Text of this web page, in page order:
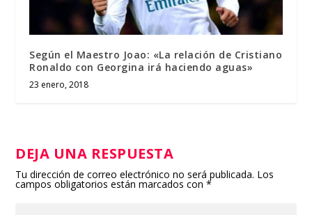
Según el Maestro Joao: «La relación de Cristiano
Ronaldo con Georgina irá haciendo aguas»
23 enero, 2018
DEJA UNA RESPUESTA
Tu dirección de correo electrónico no será publicada. Los
campos obligatorios están marcados con*